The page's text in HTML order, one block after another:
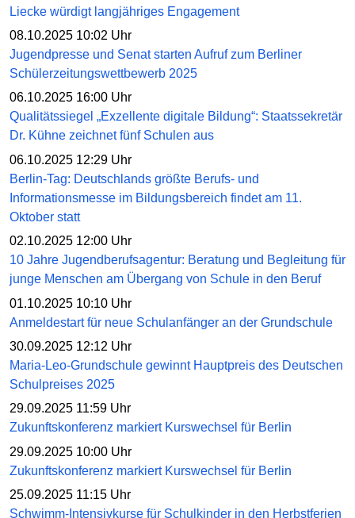
Liecke würdigt langjähriges Engagement
08.10.2025 10:02 Uhr
Jugendpresse und Senat starten Aufruf zum Berliner
Schülerzeitungswettbewerb 2025
06.10.2025 16:00 Uhr
Qualitätssiegel „Exzellente digitale Bildung“: Staatssekretär
Dr. Kühne zeichnet fünf Schulen aus
06.10.2025 12:29 Uhr
Berlin-Tag: Deutschlands größte Berufs- und
Informationsmesse im Bildungsbereich findet am 11.
Oktober statt
02.10.2025 12:00 Uhr
10 Jahre Jugendberufsagentur: Beratung und Begleitung für
junge Menschen am Übergang von Schule in den Beruf
01.10.2025 10:10 Uhr
Anmeldestart für neue Schulanfänger an der Grundschule
30.09.2025 12:12 Uhr
Maria-Leo-Grundschule gewinnt Hauptpreis des Deutschen
Schulpreises 2025
29.09.2025 11:59 Uhr
Zukunftskonferenz markiert Kurswechsel für Berlin
29.09.2025 10:00 Uhr
Zukunftskonferenz markiert Kurswechsel für Berlin
25.09.2025 11:15 Uhr
Schwimm-Intensivkurse für Schulkinder in den Herbstferien